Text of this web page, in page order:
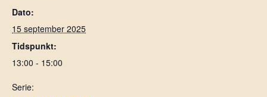
Dato:
15 september 2025
Tidspunkt:
13:00 - 15:00
Serie: